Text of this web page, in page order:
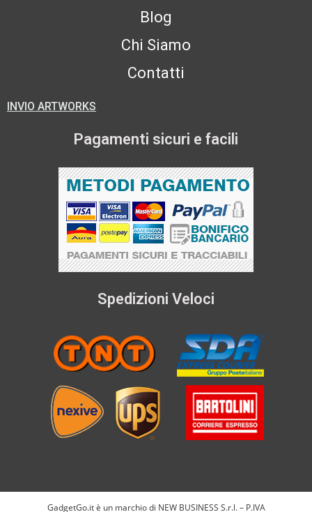
Blog
Chi Siamo
Contatti
INVIO ARTWORKS
Pagamenti sicuri e facili
Spedizioni Veloci
GadgetGo.it è un marchio di NEW BUSINESS S.r.l. – P.IVA